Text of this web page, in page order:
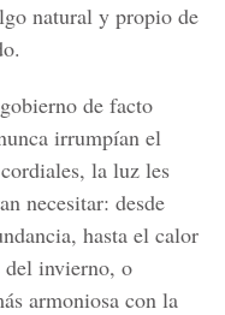
natural y propio de
de facto
irrumpían el
la luz les
necesitar: desde
hasta el calor
del invierno, o
armoniosa con la